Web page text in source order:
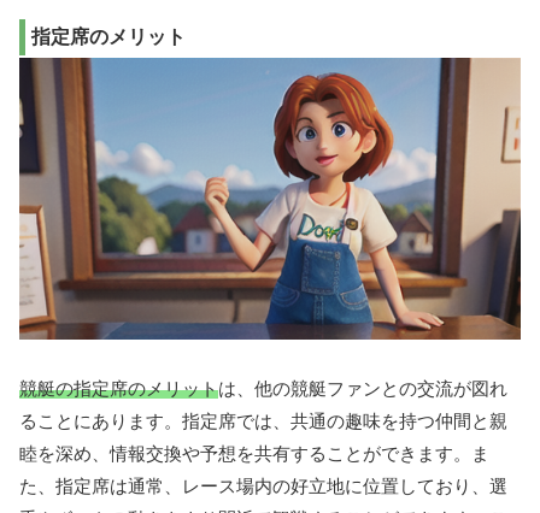
指定席のメリット
競艇の指定席のメリットは、他の競艇ファンとの交流が図れ
ることにあります。指定席では、共通の趣味を持つ仲間と親
睦を深め、情報交換や予想を共有することができます。ま
た、指定席は通常、レース場内の好立地に位置しており、選